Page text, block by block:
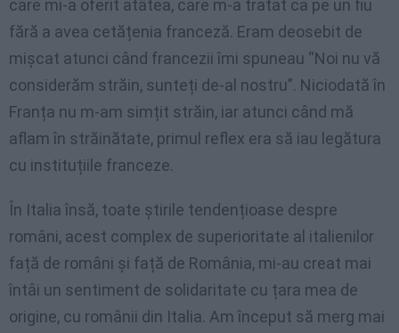
care mi-a oferit atâtea, care m-a tratat ca pe un fiu
fără a avea cetățenia franceză. Eram deosebit de
mișcat atunci când francezii îmi spuneau “Noi nu vă
considerăm străin, sunteți de-al nostru”. Niciodată în
Franța nu m-am simțit străin, iar atunci când mă
aflam în străinătate, primul reflex era să iau legătura
cu instituțiile franceze.
În Italia însă, toate știrile tendențioase despre
români, acest complex de superioritate al italienilor
față de români și față de România, mi-au creat mai
întâi un sentiment de solidaritate cu țara mea de
origine, cu românii din Italia. Am început să merg mai